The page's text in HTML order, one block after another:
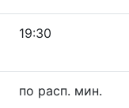
19:30
по расп. мин.